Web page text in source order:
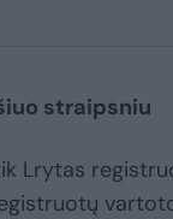
straipsniu
Lrytas